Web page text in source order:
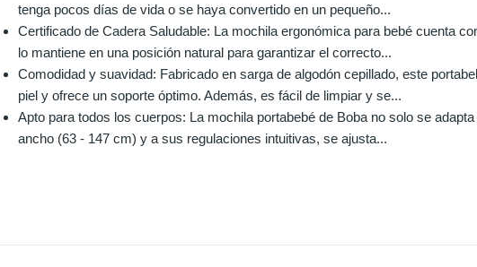
tenga pocos días de vida o se haya convertido en un pequeño...
Certificado de Cadera Saludable: La mochila ergonómica para bebé cuenta
lo mantiene en una posición natural para garantizar el correcto...
Comodidad y suavidad: Fabricado en sarga de algodón cepillado, este
piel y ofrece un soporte óptimo. Además, es fácil de limpiar y se...
Apto para todos los cuerpos: La mochila portabebé de Boba no solo se
ancho (63 - 147 cm) y a sus regulaciones intuitivas, se ajusta...